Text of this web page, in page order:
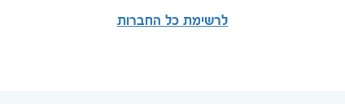
לרשימת כל החברות